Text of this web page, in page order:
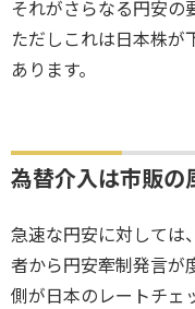
それがさらなる円安の
ただしこれは日本株が
あります。
為替介入は市販の
急速な円安に対しては
者から円安牽制発言が
側が日本のレートチェ